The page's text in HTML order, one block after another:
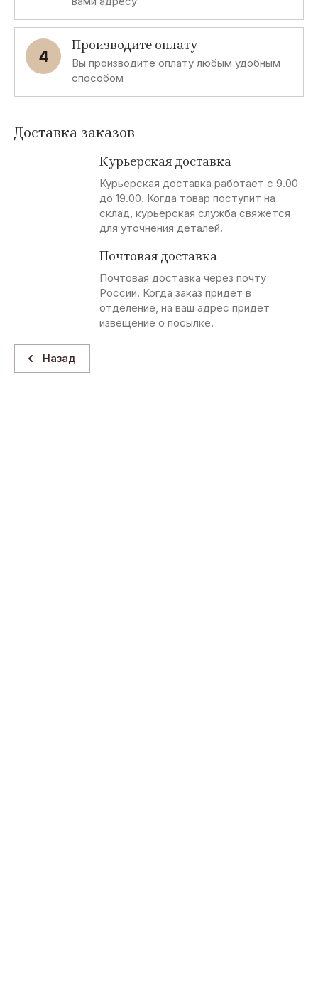
4
Производите оплату
Вы производите оплату любым удобным
способом
Доставка заказов
Курьерская доставка
Курьерская доставка работает с 9.00
до 19.00. Когда товар поступит на
склад, курьерская служба свяжется
для уточнения деталей.
Почтовая доставка
Почтовая доставка через почту
России. Когда заказ придет в
отделение, на ваш адрес придет
извещение о посылке.
Назад